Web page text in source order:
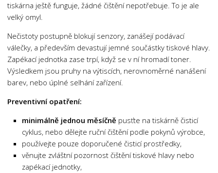
tiskárna ještě funguje, žádné čištění nepotřebuje. To je ale
velký omyl.
Nečistoty postupně blokují senzory, zanášejí podávací
válečky, a především devastují jemné součástky tiskové hlavy.
Zapékací jednotka zase trpí, když se v ní hromadí toner.
Výsledkem jsou pruhy na výtiscích, nerovnoměrné nanášení
barev, nebo úplné selhání zařízení.
Preventivní opatření:
minimálně jednou měsíčně pusťte na tiskárně čisticí
cyklus, nebo dělejte ruční čištění podle pokynů výrobce,
používejte pouze doporučené čisticí prostředky,
věnujte zvláštní pozornost čištění tiskové hlavy nebo
zapékací jednotky,